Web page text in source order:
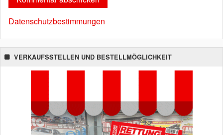
Datenschutzbestimmungen
VERKAUFSSTELLEN UND BESTELLMÖGLICHKEIT